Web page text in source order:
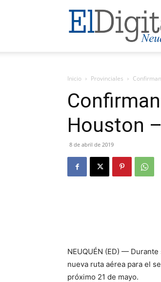
El
Digital
Neuquen
Inicio Provinciales
Houston
8 de abril de 2019
NEUQUÉN (ED) —
nueva ruta aérea para el
próximo 21 de mayo.